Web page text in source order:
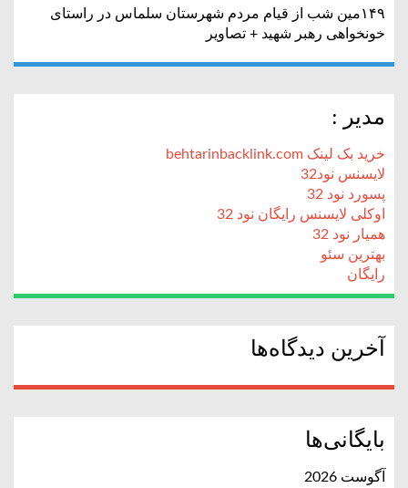
۱۴۹مین شب از قیام مردم شهرستان سلماس در راستای
خونخواهی رهبر شهید + تصاویر
مدیر :
خرید بک لینک behtarinbacklink.com
لایسنس نود32
پسورد نود 32
اوکلی لایسنس رایگان نود 32
همیار نود 32
بهترین سئو
رایگان
آخرین دیدگاه‌ها
بایگانی‌ها
آگوست 2026